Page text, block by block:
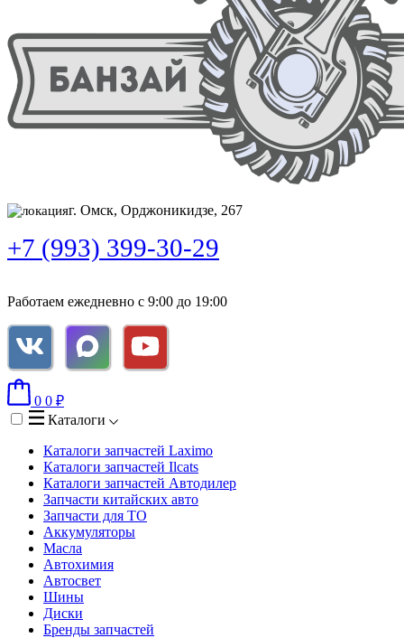
г. Омск, Орджоникидзе, 267
+7 (993) 399-30-29
Работаем ежедневно с 9:00 до 19:00
0 0 ₽
Каталоги
Каталоги запчастей Laximo
Каталоги запчастей Ilcats
Каталоги запчастей Автодилер
Запчасти китайских авто
Запчасти для ТО
Аккумуляторы
Масла
Автохимия
Автосвет
Шины
Диски
Бренды запчастей